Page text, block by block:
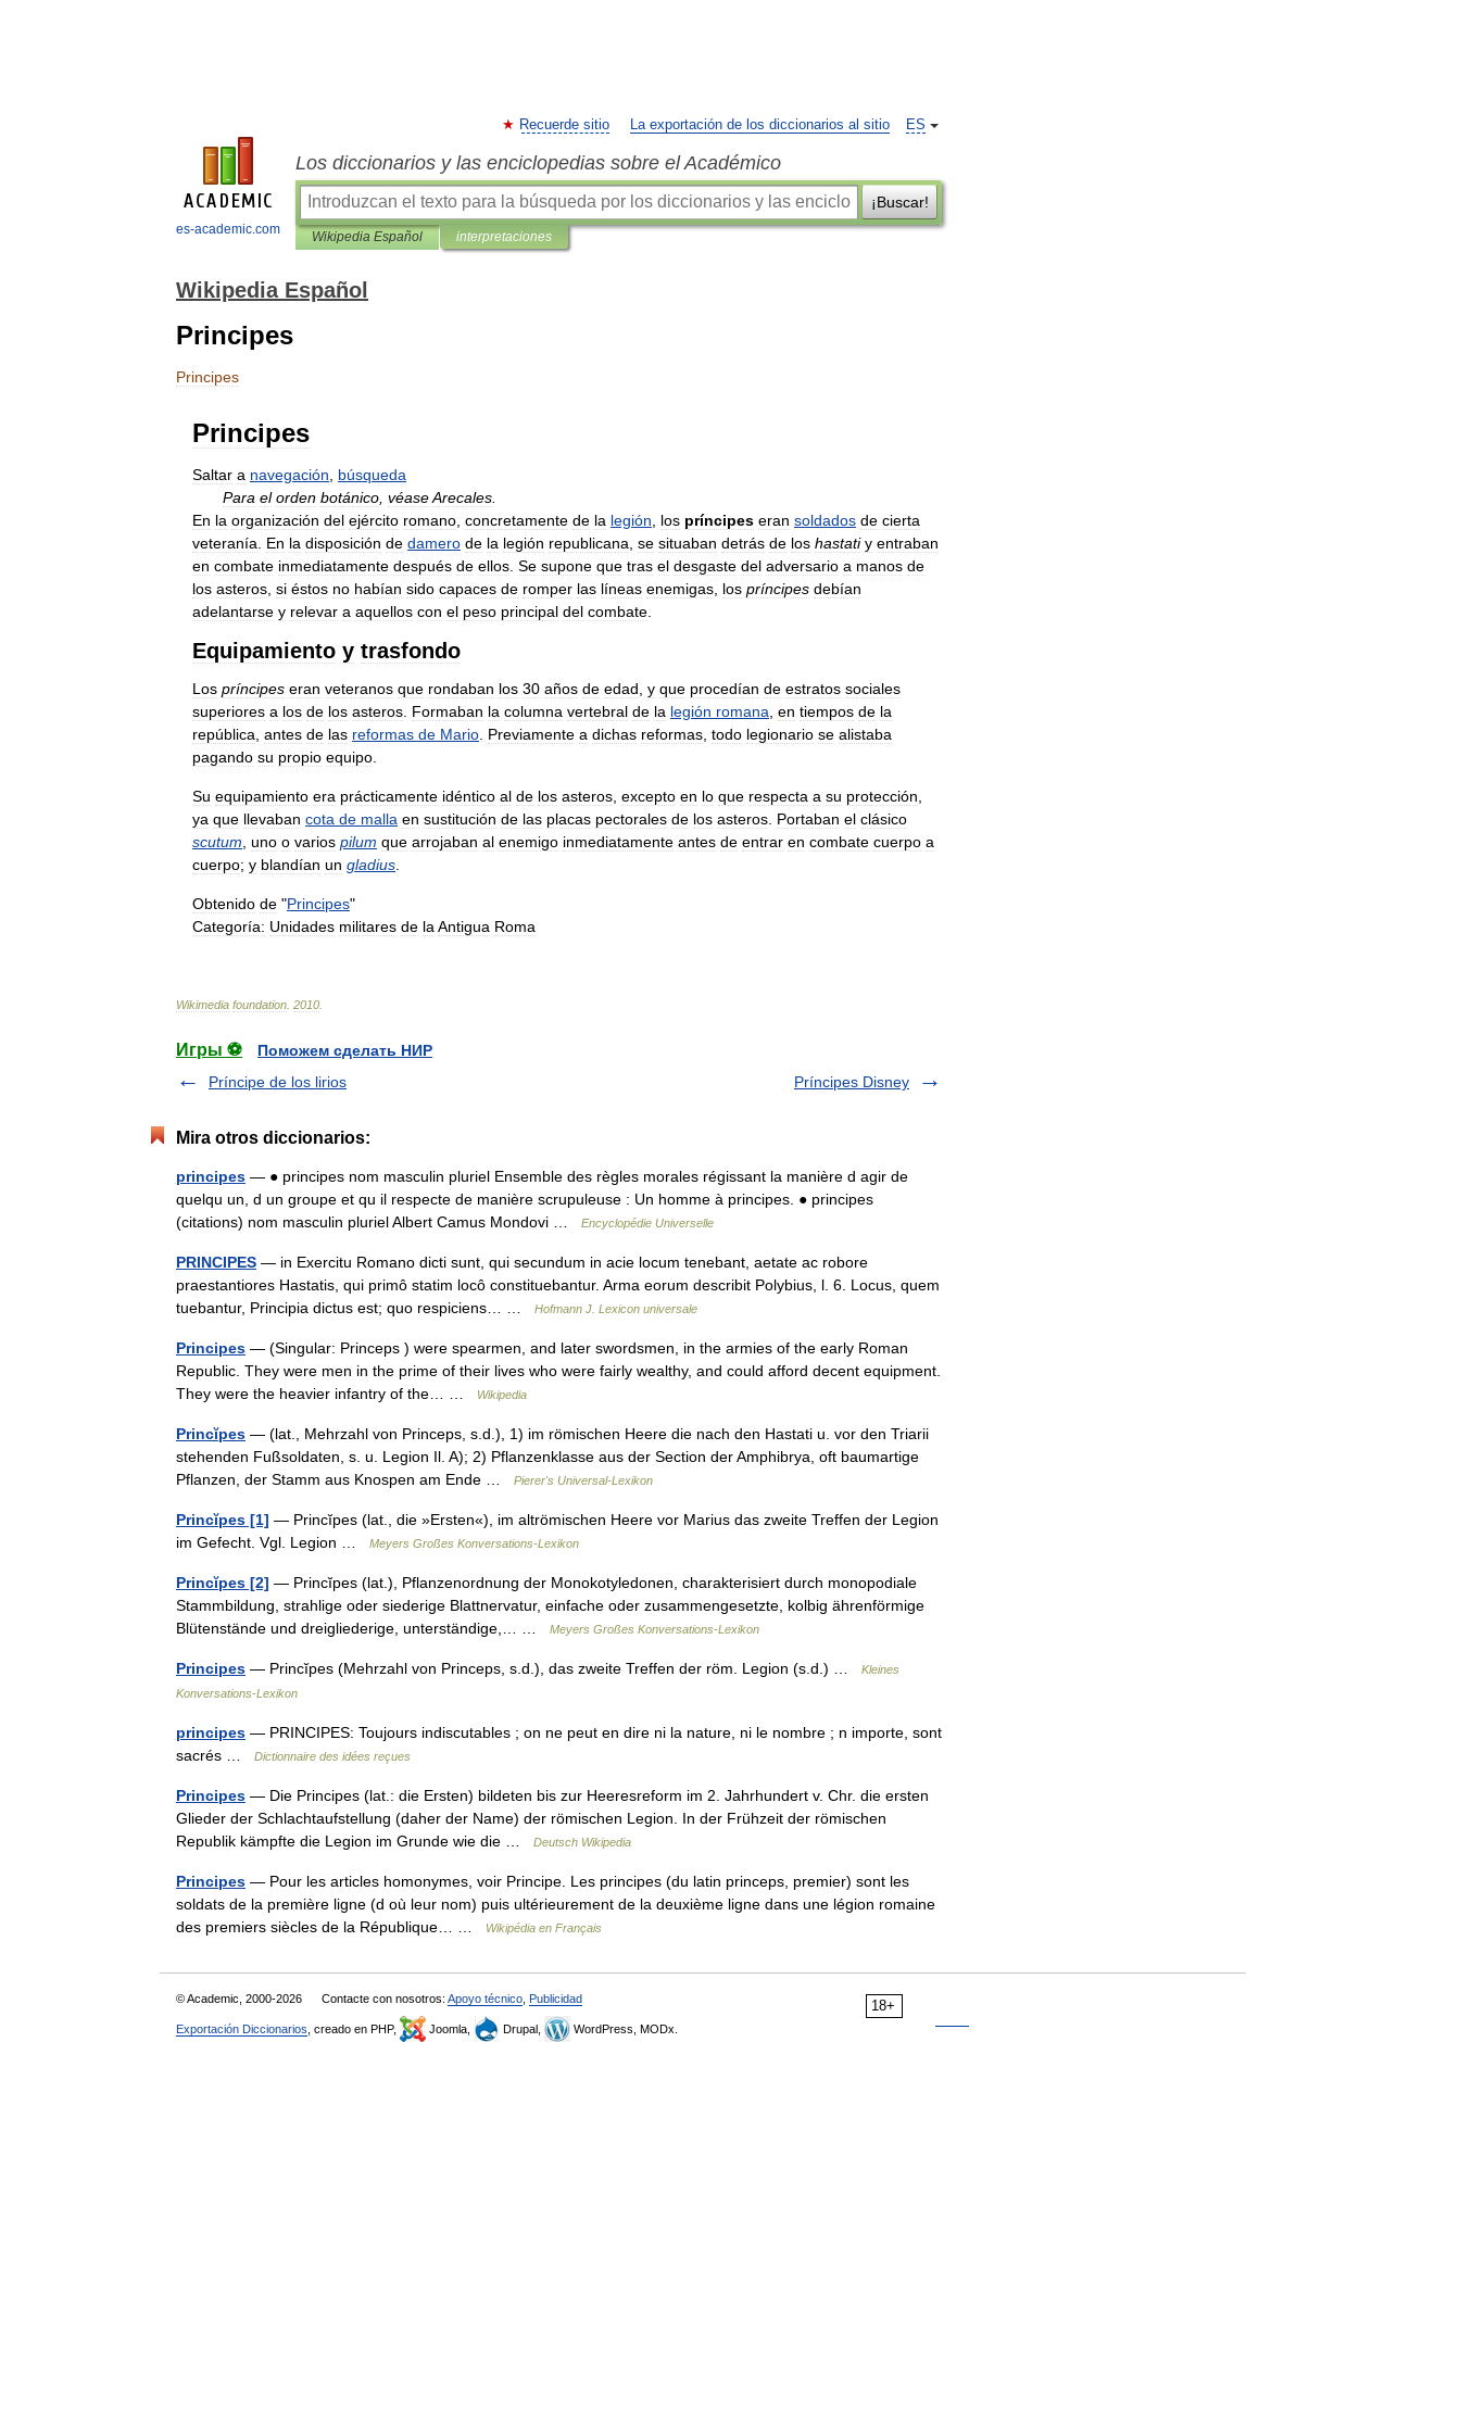
es-academic.com
ES
Recuerde sitio La exportación de los diccionarios al sitio
Los diccionarios y las enciclopedias sobre el Académico
¡Buscar!
Wikipedia Español interpretaciones
Wikipedia Español
Principes
Principes
Principes
Saltar a navegación
búsqueda
Para el orden botánico véaseArecales
En la organización del ejército romano concretamente de la legión los príncipes eran soldados de cierta
veteranía
En la disposición de damero de la legión republicana se situaban detrás de los hastati y entraban
en combate inmediatamente después de ellos Se supone que tras el desgaste del adversario a manos de
los asteros si éstos no habían sido capaces de romper las líneas enemigas los príncipes debían
adelantarse y relevar a aquellos con el peso principal del combate
Equipamiento y trasfondo
Los príncipes eran veteranos que rondaban los 30 años de edad y que procedían de estratos sociales
superiores a los de los asteros Formaban la columna vertebral de la legión romana en tiempos de la
república antes de las reformas de Mario Previamente a dichas reformas todo legionario se alistaba
pagando su propio equipo
Su equipamiento era prácticamente idéntico al de los asteros excepto en lo que respecta a su protección
ya que llevaban cota de malla en sustitución de las placas pectorales de los asteros Portaban el clásico
scutum uno o varios pilum que arrojaban al enemigo inmediatamente antes de entrar en combate cuerpo a
cuerpo; y blandían un gladius
Obtenido de "Principes"
Categoría: Unidades militares de la Antigua Roma
Wikimedia foundation 2010
Игры ⚽
Поможем сделать НИР
Príncipe de los lirios
Príncipes Disney
Mira otros diccionarios:
principes — ● principes nom masculin pluriel Ensemble des règles morales régissant la manière d agir de
quelqu un, d un groupe et qu il respecte de manière scrupuleuse : Un homme à principes. ● principes
(citations) nom masculin pluriel Albert Camus Mondovi …
Encyclopédie Universelle
PRINCIPES — in Exercitu Romano dicti sunt, qui secundum in acie locum tenebant, aetate ac robore
praestantiores Hastatis, qui primô statim locô constituebantur. Arma eorum describit Polybius, l. 6. Locus, quem
tuebantur, Principia dictus est; quo respiciens… …
Hofmann J. Lexicon universale
Principes — (Singular: Princeps ) were spearmen, and later swordsmen, in the armies of the early Roman
Republic. They were men in the prime of their lives who were fairly wealthy, and could afford decent equipment.
They were the heavier infantry of the… …
Wikipedia
Princĭpes — (lat., Mehrzahl von Princeps, s.d.), 1) im römischen Heere die nach den Hastati u. vor den Triarii
stehenden Fußsoldaten, s. u. Legion Il. A); 2) Pflanzenklasse aus der Section der Amphibrya, oft baumartige
Pflanzen, der Stamm aus Knospen am Ende …
Pierer's Universal-Lexikon
Princĭpes [1] — Princĭpes (lat., die »Ersten«), im altrömischen Heere vor Marius das zweite Treffen der Legion
im Gefecht. Vgl. Legion …
Meyers Großes Konversations-Lexikon
Princĭpes [2] — Princĭpes (lat.), Pflanzenordnung der Monokotyledonen, charakterisiert durch monopodiale
Stammbildung, strahlige oder siederige Blattnervatur, einfache oder zusammengesetzte, kolbig ährenförmige
Blütenstände und dreigliederige, unterständige,… …
Meyers Großes Konversations-Lexikon
Principes — Princĭpes (Mehrzahl von Princeps, s.d.), das zweite Treffen der röm. Legion (s.d.) …
Kleines
Konversations-Lexikon
principes — PRINCIPES: Toujours indiscutables ; on ne peut en dire ni la nature, ni le nombre ; n importe, sont
sacrés …
Dictionnaire des idées reçues
Principes — Die Principes (lat.: die Ersten) bildeten bis zur Heeresreform im 2. Jahrhundert v. Chr. die ersten
Glieder der Schlachtaufstellung (daher der Name) der römischen Legion. In der Frühzeit der römischen
Republik kämpfte die Legion im Grunde wie die …
Deutsch Wikipedia
Principes — Pour les articles homonymes, voir Principe. Les principes (du latin princeps, premier) sont les
soldats de la première ligne (d où leur nom) puis ultérieurement de la deuxième ligne dans une légion romaine
des premiers siècles de la République… …
Wikipédia en Français
18+
© Academic, 2000-2026 Contacte con nosotros: Apoyo técnico Publicidad
Exportación Diccionarios , creado en PHP, Joomla, Drupal, WordPress, MODx.